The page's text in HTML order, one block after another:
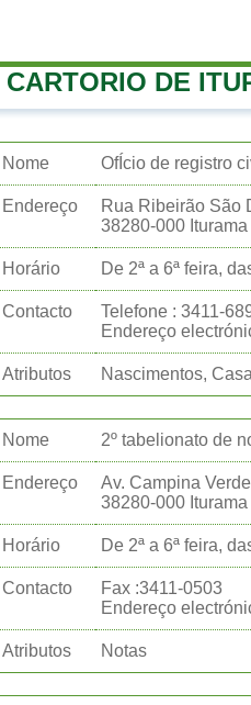
CARTORIO DE
Nome OfÍcio de registro
Endereço
Rua Ribeirão São
38280-000 Iturama
Horário De 2ª a 6ª feira,
Contacto
Telefone : 3411-
Endereço
Atributos Nascimentos,
Nome 2º tabelionato de
Endereço
Av. Campina
38280-000 Iturama
Horário De 2ª a 6ª feira,
Contacto
Fax :3411-0503
Endereço
Atributos Notas